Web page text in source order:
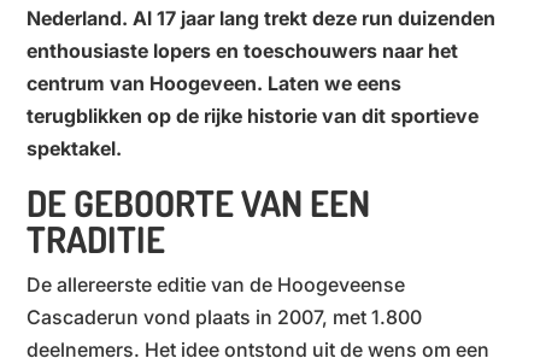
Nederland. Al 17 jaar lang trekt deze run duizenden
enthousiaste lopers en toeschouwers naar het
centrum van Hoogeveen. Laten we eens
terugblikken op de rijke historie van dit sportieve
spektakel.
DE GEBOORTE VAN EEN
TRADITIE
De allereerste editie van de Hoogeveense
Cascaderun vond plaats in 2007, met 1.800
deelnemers. Het idee ontstond uit de wens om een